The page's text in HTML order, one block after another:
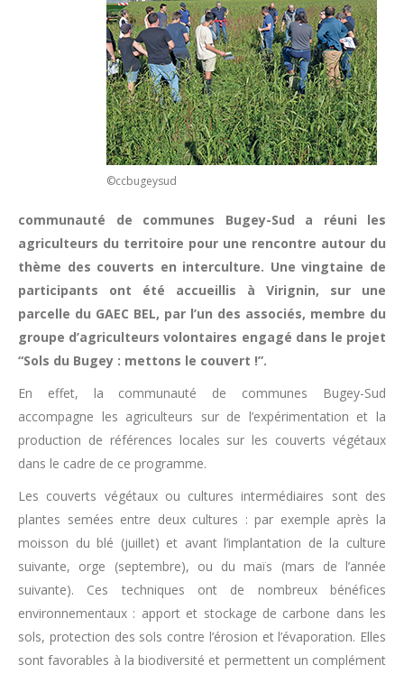
©ccbugeysud
communauté de communes Bugey-Sud a réuni les
agriculteurs du territoire pour une rencontre autour du
thème des couverts en interculture. Une vingtaine de
participants ont été accueillis à Virignin, sur une
parcelle du GAEC BEL, par l’un des associés, membre du
groupe d’agriculteurs volontaires engagé dans le projet
“Sols du Bugey : mettons le couvert !”.
En effet, la communauté de communes Bugey-Sud
accompagne les agriculteurs sur de l’expérimentation et la
production de références locales sur les couverts végétaux
dans le cadre de ce programme.
Les couverts végétaux ou cultures intermédiaires sont des
plantes semées entre deux cultures : par exemple après la
moisson du blé (juillet) et avant l’implantation de la culture
suivante, orge (septembre), ou du maïs (mars de l’année
suivante). Ces techniques ont de nombreux bénéfices
environnementaux : apport et stockage de carbone dans les
sols, protection des sols contre l’érosion et l’évaporation. Elles
sont favorables à la biodiversité et permettent un complément